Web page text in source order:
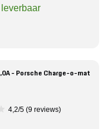
- Porsche Charge-o-mat
4,2/5 (9 reviews)